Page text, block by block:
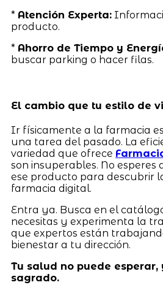
* Atención Experta:
producto.
* Ahorro de Tiempo y
buscar parking o hacer filas.
El cambio que tu estilo de
Ir físicamente a la farmacia
una tarea del pasado. La
variedad que ofrece
son insuperables. No esperes
ese producto para descubrir
farmacia digital.
Entra ya. Busca en el
necesitas y experimenta la
que expertos están
bienestar a tu dirección.
Tu salud no puede esperar,
sagrado.